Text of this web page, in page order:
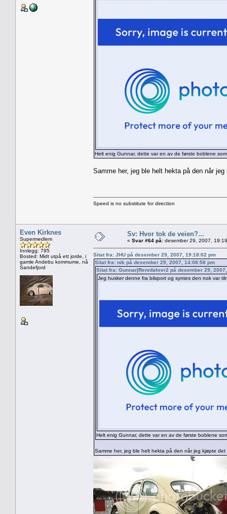
Helt enig Gunnar, dette var en av de første boblene
Samme her, jeg ble helt hekta på den når
Speed is no substitute for direction
Even Kirknes
Supermedlem
Innlegg: 795
Bosted: Midt utpå ett jorde, i
gamle Andebu kommume, nå
Sandefjord
Sv: Hvor tok de veien?...
« Svar #64 på: desember 29, 2007,
Sitat fra: JHU på desember 29, 2007, 19:18:02 pm
Sitat fra: nik på desember 29, 2007, 14:08:58 pm
Sitat fra: Gunnar|Rennfahrer2 på desember 29,
Jeg husker denne fra bilsport og syntes den nok var
Helt enig Gunnar, dette var en av de første boblene
Samme her, jeg ble helt hekta på den når jeg kjøpte